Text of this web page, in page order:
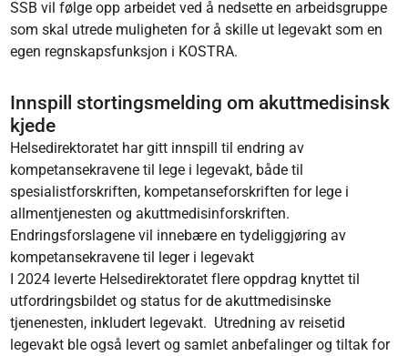
SSB vil følge opp arbeidet ved å nedsette en arbeidsgruppe
som skal utrede muligheten for å skille ut legevakt som en
egen regnskapsfunksjon i KOSTRA.
Innspill stortingsmelding om akuttmedisinsk
kjede
Helsedirektoratet har gitt innspill til endring av
kompetansekravene til lege i legevakt, både til
spesialistforskriften, kompetanseforskriften for lege i
allmentjenesten og akuttmedisinforskriften.
Endringsforslagene vil innebære en tydeliggjøring av
kompetansekravene til leger i legevakt
I 2024 leverte Helsedirektoratet flere oppdrag knyttet til
utfordringsbildet og status for de akuttmedisinske
tjenenesten, inkludert legevakt. Utredning av reisetid
legevakt ble også levert og samlet anbefalinger og tiltak for